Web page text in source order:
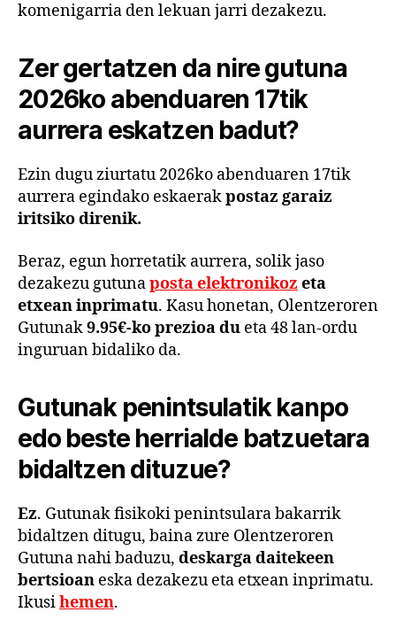
komenigarria den lekuan jarri dezakezu.
Zer gertatzen da nire gutuna
2026ko abenduaren 17tik
aurrera eskatzen badut?
Ezin dugu ziurtatu 2026ko abenduaren 17tik
aurrera egindako eskaerakpostaz garaiz
iritsiko direnik.
Beraz, egun horretatik aurrera, solik jaso
dezakezu gutunaposta elektronikoz eta
etxean inprimatu. Kasu honetan, Olentzeroren
Gutunak9.95€-ko prezioa du eta 48 lan-ordu
inguruan bidaliko da.
Gutunak penintsulatik kanpo
edo beste herrialde batzuetara
bidaltzen dituzue?
Ez. Gutunak fisikoki penintsulara bakarrik
bidaltzen ditugu, baina zure Olentzeroren
Gutuna nahi baduzu, deskarga daitekeen
bertsioan eska dezakezu eta etxean inprimatu.
Ikusihemen.